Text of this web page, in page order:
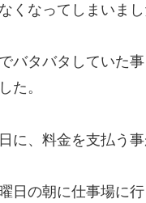
くなってしまいまし
バタバタしていた
た。
に、料金を支払う事
日の朝に仕事場に